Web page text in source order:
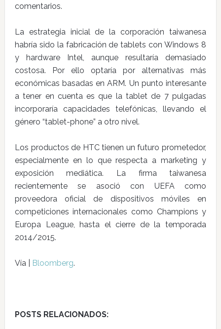
comentarios.
La estrategia inicial de la corporación taiwanesa
habría sido la fabricación de tablets con Windows 8
y hardware Intel, aunque resultaría demasiado
costosa. Por ello optaría por alternativas más
económicas basadas en ARM. Un punto interesante
a tener en cuenta es que la tablet de 7 pulgadas
incorporaría capacidades telefónicas, llevando el
género “tablet-phone” a otro nivel.
Los productos de HTC tienen un futuro prometedor,
especialmente en lo que respecta a marketing y
exposición mediática. La firma taiwanesa
recientemente se asoció con UEFA como
proveedora oficial de dispositivos móviles en
competiciones internacionales como Champions y
Europa League, hasta el cierre de la temporada
2014/2015.
Vía | Bloomberg.
POSTS RELACIONADOS: